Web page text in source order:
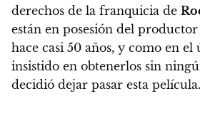
derechos de la franquicia de
están en posesión del productor
hace casi 50 años, y como en
insistido en obtenerlos sin
decidió dejar pasar esta película.